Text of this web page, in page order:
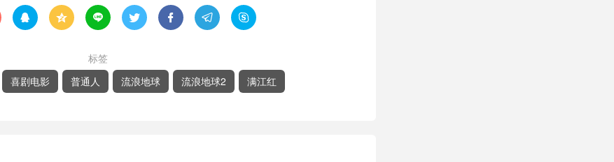
      
标签
喜剧电影 普通人 流浪地球 流浪地球2 满江红